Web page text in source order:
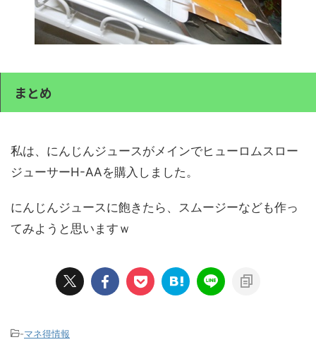
まとめ
私は、にんじんジュースがメインでヒューロムスロー
ジューサーH-AAを購入しました。
にんじんジュースに飽きたら、スムージーなども作っ
てみようと思いますｗ
-マネ得情報